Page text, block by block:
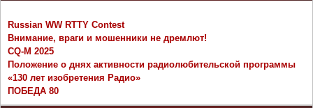
Russian WW RTTY Contest
Внимание, враги и мошенники не дремлют!
CQ-M 2025
Положение о днях активности радиолюбительской программы
«130 лет изобретения Радио»
ПОБЕДА 80